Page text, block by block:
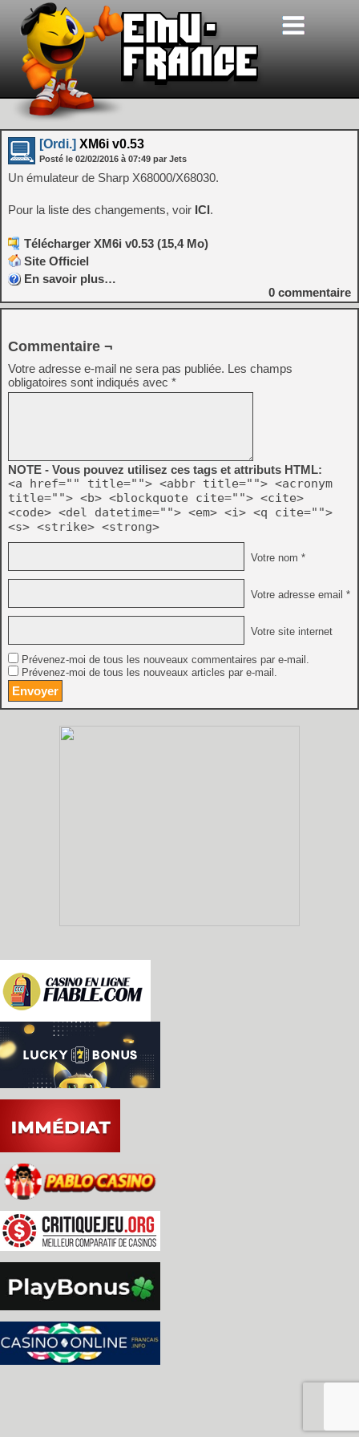
[Ordi.] XM6i v0.53
Posté le 02/02/2016 à 07:49 par Jets
Un émulateur de Sharp X68000/X68030.
Pour la liste des changements, voir ICI.
Télécharger XM6i v0.53 (15,4 Mo)
Site Officiel
En savoir plus…
0 commentaire
Commentaire ¬
Votre adresse e-mail ne sera pas publiée. Les champs
obligatoires sont indiqués avec *
NOTE - Vous pouvez utilisez ces tags et attributs HTML:
<a href="" title=""> <abbr title=""> <acronym
title=""> <b> <blockquote cite=""> <cite>
<code> <del datetime=""> <em> <i> <q cite="">
<s> <strike> <strong>
Votre nom *
Votre adresse email *
Votre site internet
Prévenez-moi de tous les nouveaux commentaires par e-mail.
Prévenez-moi de tous les nouveaux articles par e-mail.